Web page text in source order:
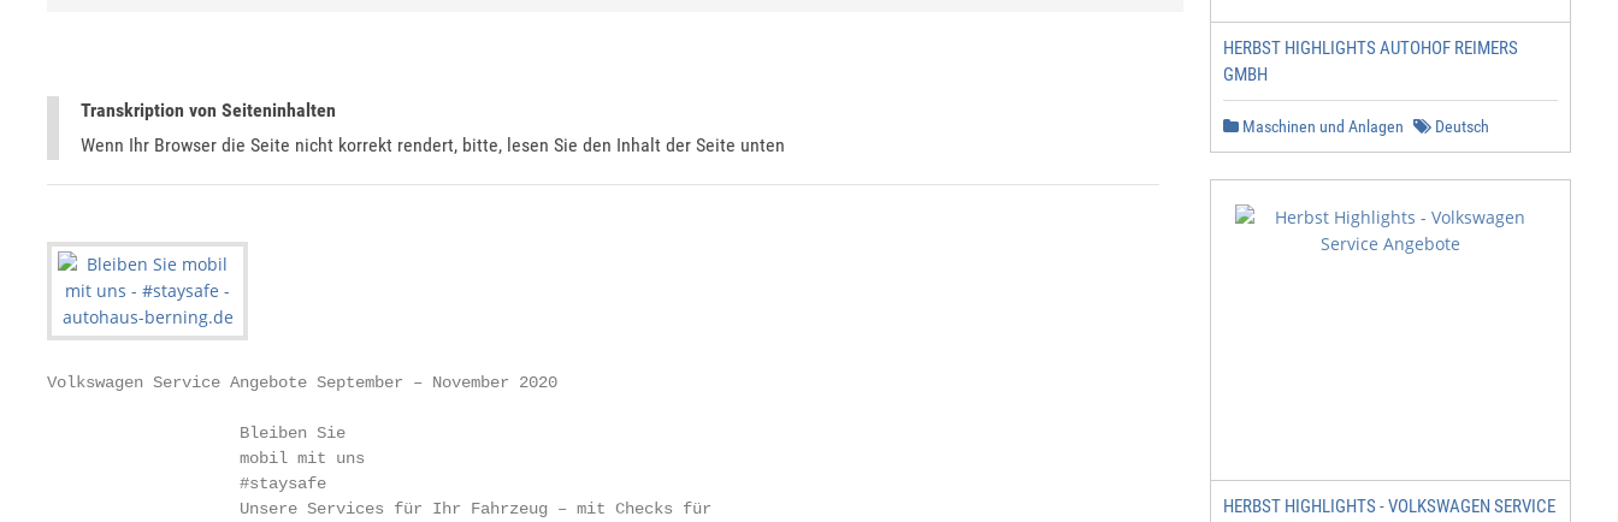
Transkription von Seiteninhalten
Wenn Ihr Browser die Seite nicht korrekt rendert, bitte, lesen Sie den Inhalt der Seite unten
Volkswagen Service Angebote September – November 2020
                    Bleiben Sie
                    mobil mit uns
                    #staysafe
                    Unsere Services für Ihr Fahrzeug – mit Checks für
HERBST HIGHLIGHTS AUTOHOF REIMERS
GMBH
Maschinen und Anlagen Deutsch
HERBST HIGHLIGHTS - VOLKSWAGEN SERVICE